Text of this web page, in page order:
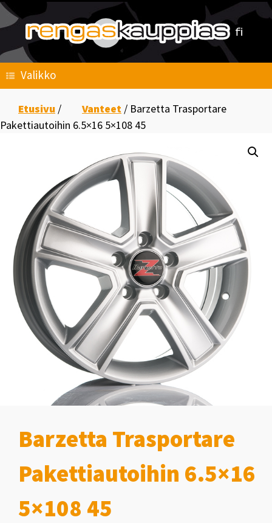
Skip
content
Valikko
Etusivu / Vanteet / Barzetta Trasportare
Pakettiautoihin 6.5×16 5×108 45
Barzetta Trasportare
Pakettiautoihin 6.5×16
5×108 45